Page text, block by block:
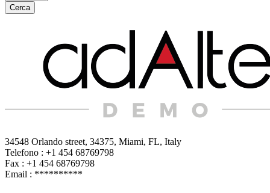
Cerca
34548 Orlando street, 34375, Miami, FL, Italy
Telefono : +1 454 68769798
Fax : +1 454 68769798
Email : **********